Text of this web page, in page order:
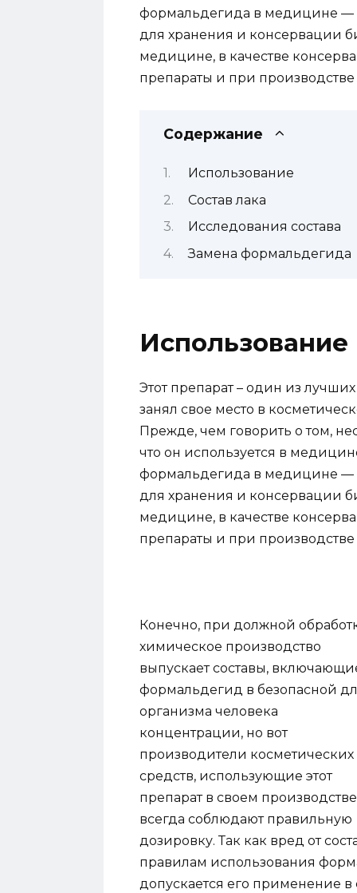
формальдегида в медицине — в
для хранения и консервации
медицине, в качестве
препараты и при
Содержание
Использование
Состав лака
Исследования состава
Замена формальдегида
Использование
Этот препарат – один из
занял свое место в
Прежде, чем говорить о том,
что он используется в
формальдегида в медицине — в
для хранения и консервации
медицине, в качестве
препараты и при
Конечно, при должной
химическое производство
выпускает составы,
формальдегид в безопасной
организма человека
концентрации, но вот
производители косметических
средств, использующие этот
препарат в своем
всегда соблюдают правильную
дозировку. Так как вред от
правилам использования
допускается его применение в